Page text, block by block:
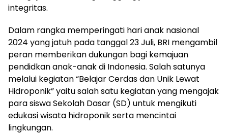
integritas.
Dalam rangka memperingati hari anak nasional
2024 yang jatuh pada tanggal 23 Juli, BRI mengambil
peran memberikan dukungan bagi kemajuan
pendidkan anak-anak di Indonesia. Salah satunya
melalui kegiatan “Belajar Cerdas dan Unik Lewat
Hidroponik” yaitu salah satu kegiatan yang mengajak
para siswa Sekolah Dasar (SD) untuk mengikuti
edukasi wisata hidroponik serta mencintai
lingkungan.